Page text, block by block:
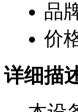
品
价
详细描